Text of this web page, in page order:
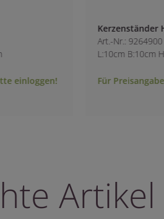
Holz-Alu
H:26cm
bitte einloggen!
Art.-Nr.:
B:8.89cm
Für
Artikel